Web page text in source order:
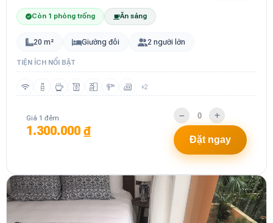
Còn 1 phòng trống Ăn sáng
20 m² Giường đôi 2 người lớn
TIỆN ÍCH NỔI BẬT
+2
Giá 1 đêm
1.300.000 ₫
Đặt ngay